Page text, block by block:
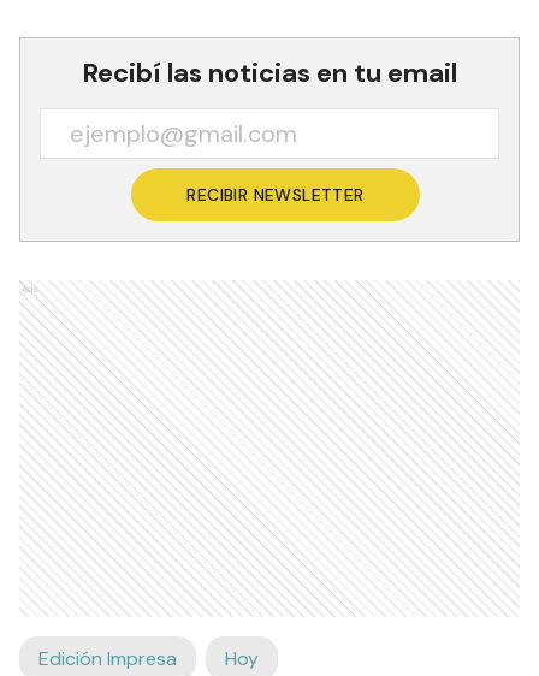
Recibí las noticias en tu email
RECIBIR NEWSLETTER
Ads
Edición Impresa Hoy